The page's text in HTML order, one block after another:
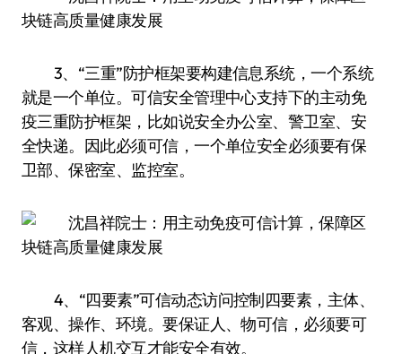
3、“三重”防护框架要构建信息系统，一个系统
就是一个单位。可信安全管理中心支持下的主动免
疫三重防护框架，比如说安全办公室、警卫室、安
全快递。因此必须可信，一个单位安全必须要有保
卫部、保密室、监控室。
4、“四要素”可信动态访问控制四要素，主体、
客观、操作、环境。要保证人、物可信，必须要可
信，这样人机交互才能安全有效。